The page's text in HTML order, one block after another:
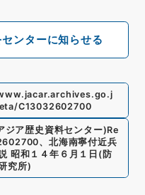
ンターに知らせる
C13032602700
ジア歴史資料センター)Re
、 北海南寧付近兵
昭和１４年６月１日 ( 防
究所)